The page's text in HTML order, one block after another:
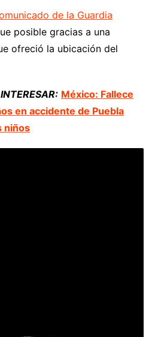
de la Guardia
posible gracias a una
ofreció la ubicación del
México: Fallece
en accidente de Puebla
niños